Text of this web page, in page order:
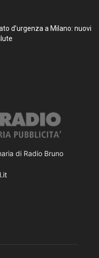
d’urgenza a Milano: nuovi
di Radio Bruno